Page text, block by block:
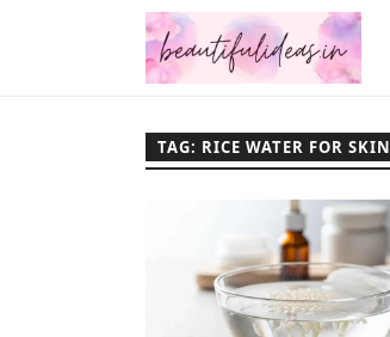
TAG: RICE WATER FOR SKIN